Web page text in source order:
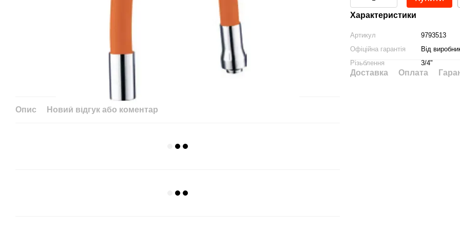
Опис Новий відгук або коментар
Характеристики
Артикул
9793513
Офіційна гарантія
Від
Різьблення
3/4"
Доставка Оплата